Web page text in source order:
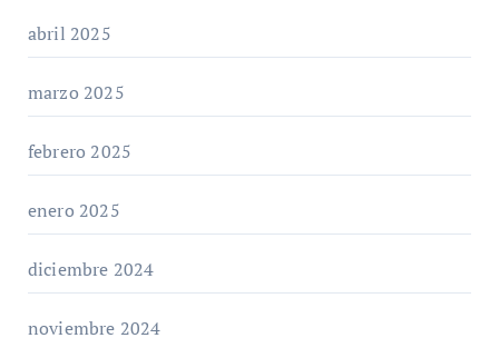
abril 2025
marzo 2025
febrero 2025
enero 2025
diciembre 2024
noviembre 2024